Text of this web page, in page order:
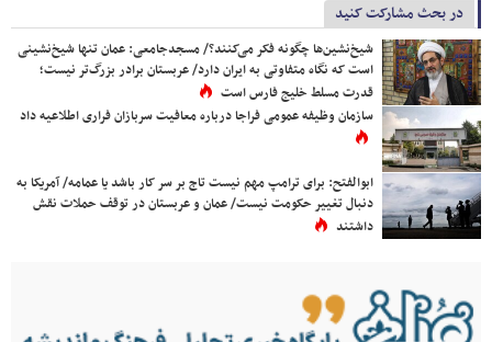
در بحث مشارکت کنید
شیخ‌نشین‌ها چگونه فکر می‌کنند؟/ مسجدجامعی: عمان تنها شیخ‌نشینی
است که نگاه متفاوتی به ایران دارد/ عربستان برادر بزرگ‌تر نیست؛
قدرت مسلط خلیج فارس است
سازمان وظیفه عمومی فراجا درباره معافیت سربازان فراری اطلاعیه داد
ابوالفتح: برای ترامپ مهم نیست تاج بر سر کار باشد یا عمامه/ آمریکا به
دنبال تغییر حکومت نیست/ عمان و عربستان در توقف حملات نقش
داشتند